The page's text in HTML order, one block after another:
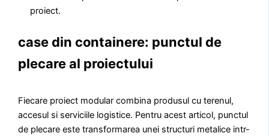
proiect.
case din containere: punctul de
plecare al proiectului
Fiecare proiect modular combina produsul cu terenul,
accesul si serviciile logistice. Pentru acest articol, punctul
de plecare este transformarea unei structuri metalice intr-